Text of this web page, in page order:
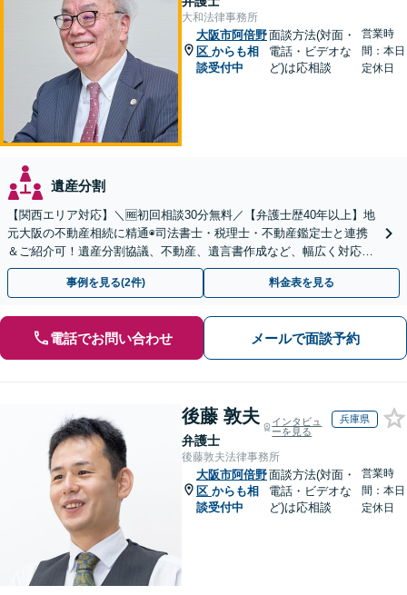
大和法律事務所
大阪市阿倍野
区 からも相
談受付中
面談方法(対面・
電話・ビデオな
ど)は応相談
営業時
間：本日
定休日
遺産分割
【関西エリア対応】＼🆓初回相談30分無料／【弁護士歴40年以上】地
元大阪の不動産相続に精通◉司法書士・税理士・不動産鑑定士と連携
＆ご紹介可！遺産分割協議、不動産、遺言書作成など、幅広く対応し
ます。お気軽にご相談ください
事例を見る(2件) 料金表を見る
電話でお問い合わせ メールで面談予約
後藤 敦夫
弁護士
インタビュ
ーを見る
兵庫県
後藤敦夫法律事務所
大阪市阿倍野
区 からも相
談受付中
面談方法(対面・
電話・ビデオな
ど)は応相談
営業時
間：本日
定休日